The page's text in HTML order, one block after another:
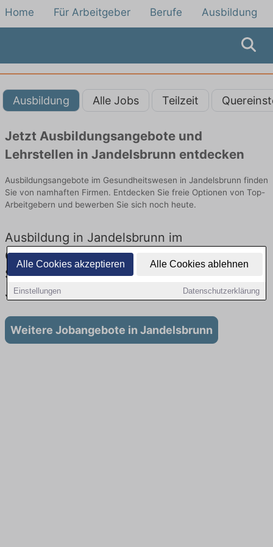
Alle Cookies akzeptieren Alle Cookies ablehnen
Einstellungen Datenschutzerklärung
Home Für Arbeitgeber Berufe Ausbildung
Ausbildung Alle Jobs Teilzeit
Jetzt Ausbildungsangebote und
Lehrstellen in Jandelsbrunn entdecken
Ausbildungsangebote im Gesundheitswesen in Jandelsbrunn finden
Sie von namhaften Firmen. Entdecken Sie freie Optionen von Top-
Arbeitgebern und bewerben Sie sich noch heute.
Ausbildung in Jandelsbrunn im
Gesundheitswesen: Aktuell gibt es keine
Stellenangebote für Ausbildung in
Jandelsbrunn
Weitere Jobangebote in Jandelsbrunn